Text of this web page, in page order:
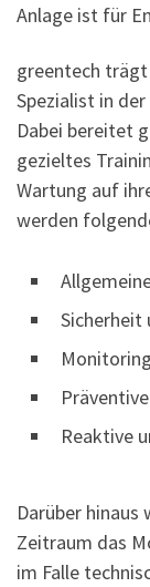
Anlage ist für
greentech
Spezialist in
Dabei bereitet
gezieltes
Wartung auf
werden
Sicherheit
Reaktive
Darüber
Zeitraum das
im Falle